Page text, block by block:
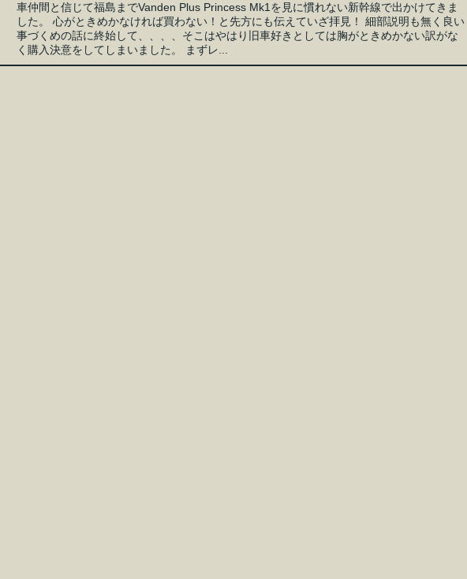
車仲間と信じて福島までVanden Plus Princess Mk1を見に慣れない新幹線で出かけてきま
した。 心がときめかなければ買わない！と先方にも伝えていざ拝見！ 細部説明も無く良い
事づくめの話に終始して、、、、そこはやはり旧車好きとしては胸がときめかない訳がな
く購入決意をしてしまいました。 まずレ...